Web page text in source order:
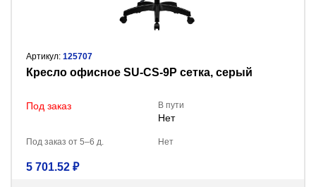
Артикул: 125707
Кресло офисное SU-CS-9P сетка, серый
Под заказ В пути
Нет
Под заказ от 5–6 д. Нет
5 701.52 ₽